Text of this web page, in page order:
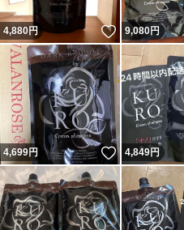
4,880円 いいね！
9,080円
4,699円 いいね！
4,849円